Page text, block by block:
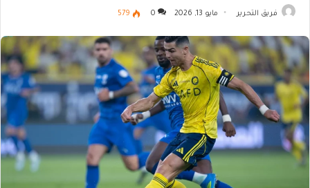
فريق التحرير مايو 13, 2026 0
579